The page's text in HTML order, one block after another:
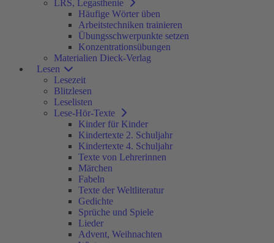
LRS, Legasthenie
Häufige Wörter üben
Arbeitstechniken trainieren
Übungsschwerpunkte setzen
Konzentrationsübungen
Materialien Dieck-Verlag
Lesen
Lesezeit
Blitzlesen
Leselisten
Lese-Hör-Texte
Kinder für Kinder
Kindertexte 2. Schuljahr
Kindertexte 4. Schuljahr
Texte von Lehrerinnen
Märchen
Fabeln
Texte der Weltliteratur
Gedichte
Sprüche und Spiele
Lieder
Advent, Weihnachten